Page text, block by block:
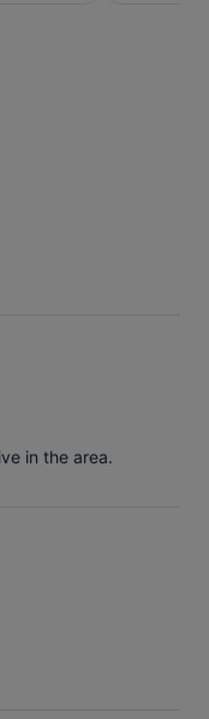
in the area.